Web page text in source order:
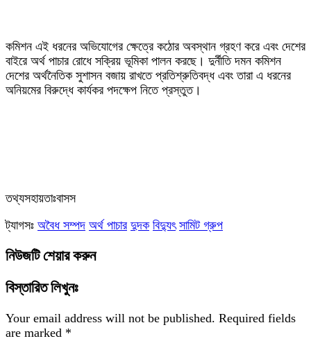
‎কমিশন এই ধরনের অভিযোগের ক্ষেত্রে কঠোর অবস্থান গ্রহণ করে এবং দেশের
বাইরে অর্থ পাচার রোধে সক্রিয় ভূমিকা পালন করছে। দুর্নীতি দমন কমিশন
দেশের অর্থনৈতিক সুশাসন বজায় রাখতে প্রতিশ্রুতিবদ্ধ এবং তারা এ ধরনের
অনিয়মের বিরুদ্ধে কার্যকর পদক্ষেপ নিতে প্রস্তুত।
‎তথ্যসহায়তাঃবাসস
ট্যাগসঃ অবৈধ সম্পদ অর্থ পাচার দুদক বিদ্যুৎ সামিট গ্রুপ
নিউজটি শেয়ার করুন
বিস্তারিত লিখুনঃ
Your email address will not be published. Required fields
are marked *